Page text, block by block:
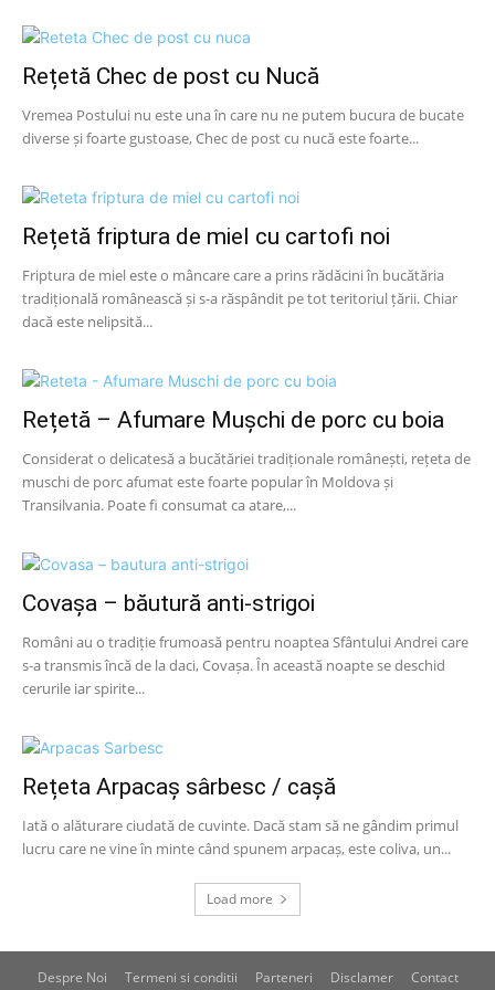
Rețetă Chec de post cu Nucă
Vremea Postului nu este una în care nu ne putem bucura de bucate
diverse și foarte gustoase, Chec de post cu nucă este foarte...
Rețetă friptura de miel cu cartofi noi
Friptura de miel este o mâncare care a prins rădăcini în bucătăria
tradițională românească și s-a răspândit pe tot teritoriul țării. Chiar
dacă este nelipsită...
Rețetă – Afumare Mușchi de porc cu boia
Considerat o delicatesă a bucătăriei tradiționale românești, rețeta de
muschi de porc afumat este foarte popular în Moldova și
Transilvania. Poate fi consumat ca atare,...
Covașa – băutură anti-strigoi
Români au o tradiție frumoasă pentru noaptea Sfântului Andrei care
s-a transmis încă de la daci, Covașa. În această noapte se deschid
cerurile iar spirite...
Rețeta Arpacaș sârbesc / cașă
Iată o alăturare ciudată de cuvinte. Dacă stam să ne gândim primul
lucru care ne vine în minte când spunem arpacaș, este coliva, un...
Load more
Despre Noi Termeni si conditii Parteneri Disclamer Contact